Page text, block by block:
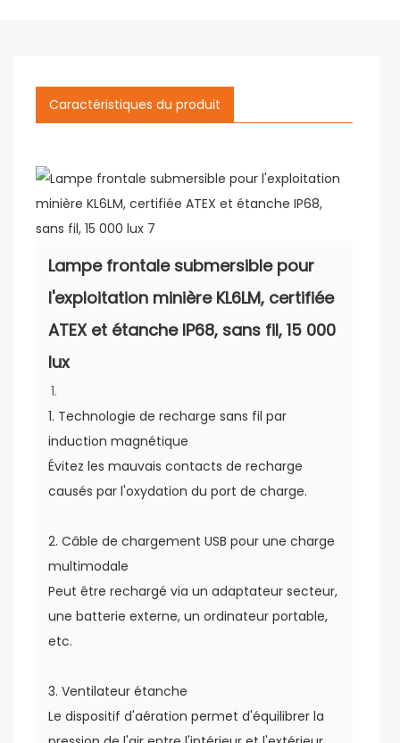
Caractéristiques du produit
Lampe frontale submersible pour
l'exploitation minière KL6LM, certifiée
ATEX et étanche IP68, sans fil, 15 000
lux
1. Technologie de recharge sans fil par
induction magnétique
Évitez les mauvais contacts de recharge
causés par l'oxydation du port de charge.
2. Câble de chargement USB pour une charge
multimodale
Peut être rechargé via un adaptateur secteur,
une batterie externe, un ordinateur portable,
etc.
3. Ventilateur étanche
Le dispositif d'aération permet d'équilibrer la